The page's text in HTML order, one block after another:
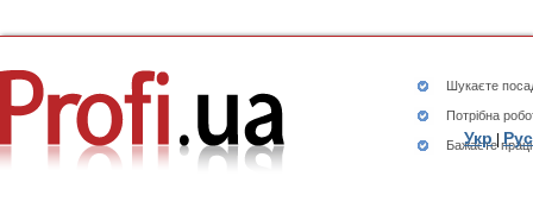
Шукаєте
Потрібна
Бажаєте
Укр|Рус